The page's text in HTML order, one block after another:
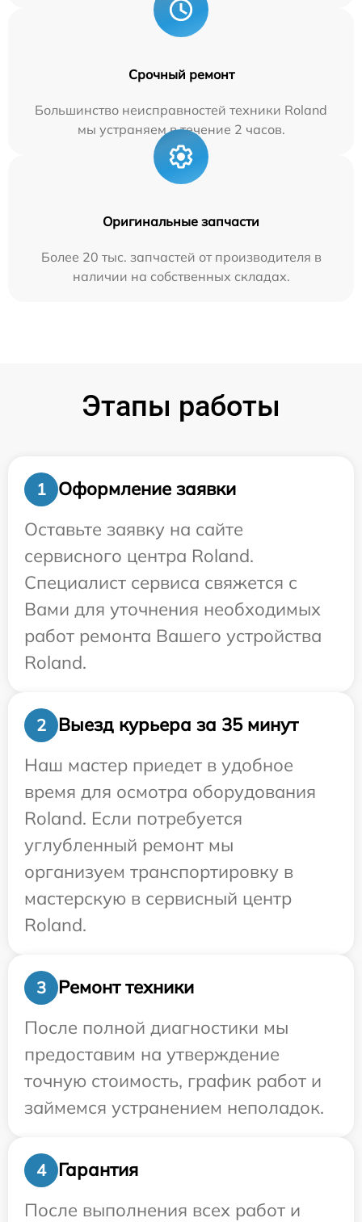
Срочный ремонт
Большинство неисправностей техники Roland
мы устраняем в течение 2 часов.
Оригинальные запчасти
Более 20 тыс. запчастей от производителя в
наличии на собственных складах.
Этапы работы
1
Оформление заявки
Оставьте заявку на сайте
сервисного центра Roland.
Специалист сервиса свяжется с
Вами для уточнения необходимых
работ ремонта Вашего устройства
Roland.
2
Выезд курьера за 35 минут
Наш мастер приедет в удобное
время для осмотра оборудования
Roland. Если потребуется
углубленный ремонт мы
организуем транспортировку в
мастерскую в сервисный центр
Roland.
3
Ремонт техники
После полной диагностики мы
предоставим на утверждение
точную стоимость, график работ и
займемся устранением неполадок.
4
Гарантия
После выполнения всех работ и